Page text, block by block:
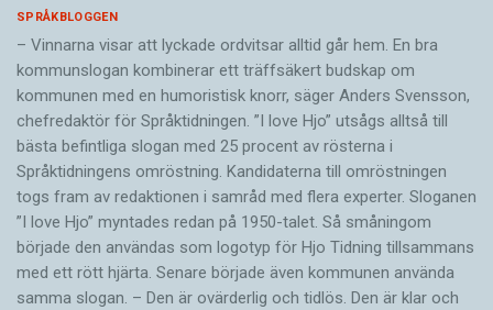
SPRÅKBLOGGEN
– Vinnarna visar att lyckade ordvitsar alltid går hem. En bra
kommunslogan kombinerar ett träffsäkert budskap om
kommunen med en humoristisk knorr, säger Anders Svensson,
chefredaktör för Språktidningen. ”I love Hjo” utsågs alltså till
bästa befintliga slogan med 25 procent av rösterna i
Språktidningens omröstning. Kandidaterna till omröstningen
togs fram av redaktionen i samråd med flera experter. Sloganen
”I love Hjo” myntades redan på 1950-talet. Så småningom
började den användas som logotyp för Hjo Tidning tillsammans
med ett rött hjärta. Senare började även kommunen använda
samma slogan. – Den är ovärderlig och tidlös. Den är klar och